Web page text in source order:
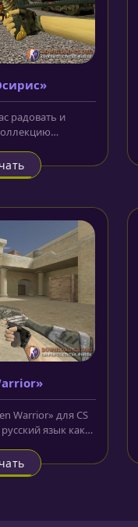
радовать и
Warrior» для CS
язык как